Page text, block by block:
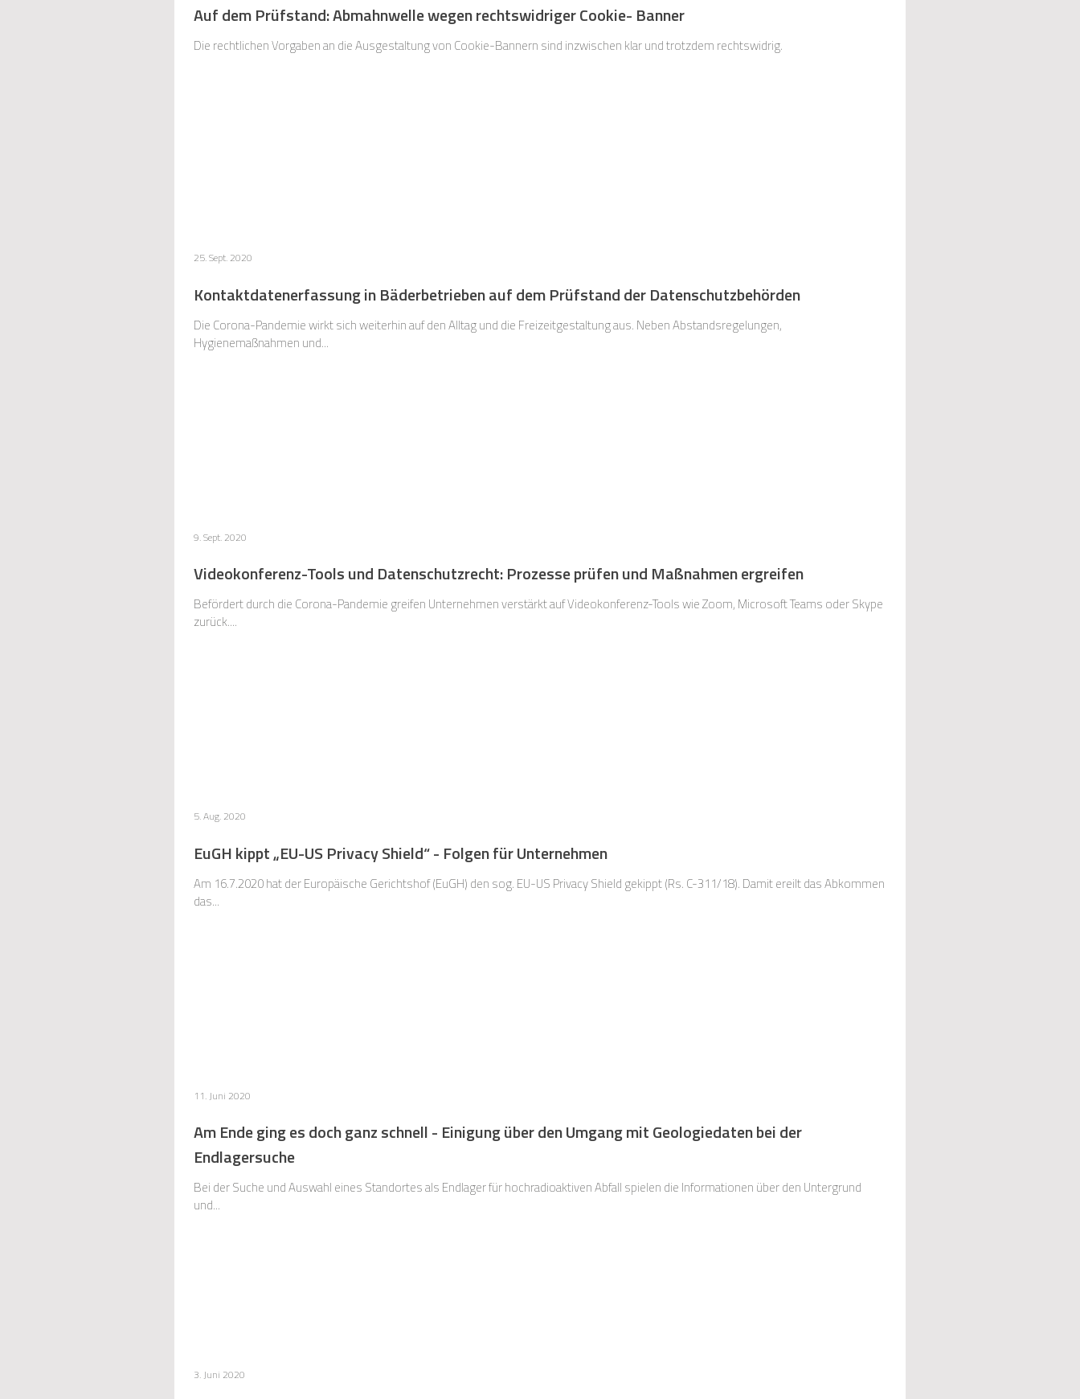
Auf dem Prüfstand: Abmahnwelle wegen rechtswidriger Cookie- Banner
Die rechtlichen Vorgaben an die Ausgestaltung von Cookie-Bannern sind inzwischen klar und trotzdem rechtswidrig.
Kontaktdatenerfassung in Bäderbetrieben auf dem Prüfstand der Datenschutzbehörden
Die Corona-Pandemie wirkt sich weiterhin auf den Alltag und die Freizeitgestaltung aus. Neben Abstandsregelungen,
Hygienemaßnahmen und...
25. Sept. 2020
Videokonferenz-Tools und Datenschutzrecht: Prozesse prüfen und Maßnahmen ergreifen
Befördert durch die Corona-Pandemie greifen Unternehmen verstärkt auf Videokonferenz-Tools wie Zoom, Microsoft Teams oder Skype
zurück....
9. Sept. 2020
EuGH kippt „EU-US Privacy Shield“ - Folgen für Unternehmen
Am 16.7.2020 hat der Europäische Gerichtshof (EuGH) den sog. EU-US Privacy Shield gekippt (Rs. C-311/18). Damit ereilt das Abkommen
das...
5. Aug. 2020
Am Ende ging es doch ganz schnell - Einigung über den Umgang mit Geologiedaten bei der
Endlagersuche
Bei der Suche und Auswahl eines Standortes als Endlager für hochradioaktiven Abfall spielen die Informationen über den Untergrund
und...
11. Juni 2020
3. Juni 2020